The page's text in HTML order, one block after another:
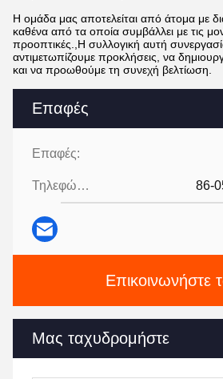
Επαφές
Επαφές:
Τηλεφώνημα: 86-
Επικοινωνήστε
Μας ταχυδρομήστε
Η ομάδα μας αποτελείται από άτομα με
καθένα από τα οποία συμβάλλει με τις
προοπτικές.,Η συλλογική αυτή
αντιμετωπίζουμε προκλήσεις, να
και να προωθούμε τη συνεχή βελτίωση.